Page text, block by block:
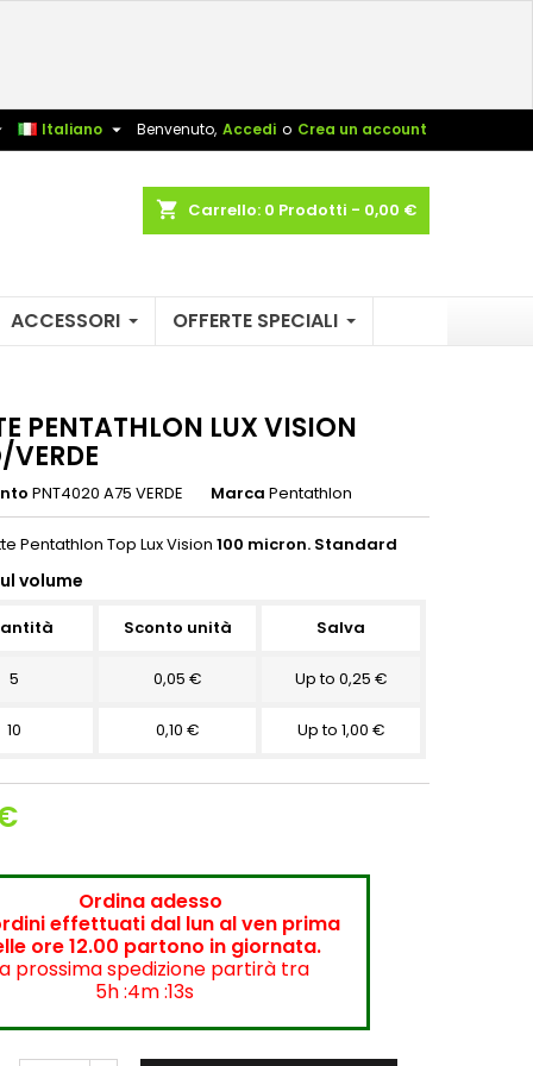
Benvenuto, Accedi o Crea un account
Italiano 
shopping_cart Carrello: 0 Prodotti - 0,00 €
ACCESSORI OFFERTE SPECIALI
PENTATHLON LUX VISION
VERDE
PNT4020 A75 VERDE Marca Pentathlon
Pentathlon Top Lux Vision 100 micron. Standard
volume
Sconto unità Salva
5 0,05 € Up to 0,25 €
10 0,10 € Up to 1,00 €
Ordina adesso
effettuati dal lun al ven prima
ore 12.00 partono in giornata.
prossima spedizione partirà tra
5h :4m :13s